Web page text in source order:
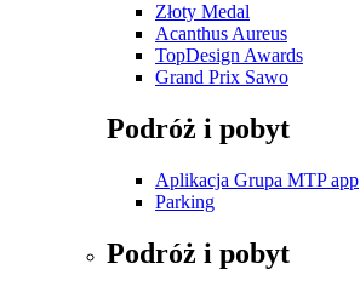
Złoty Medal
Acanthus Aureus
TopDesign Awards
Grand Prix Sawo
Podróż i pobyt
Aplikacja Grupa MTP app
Parking
Podróż i pobyt